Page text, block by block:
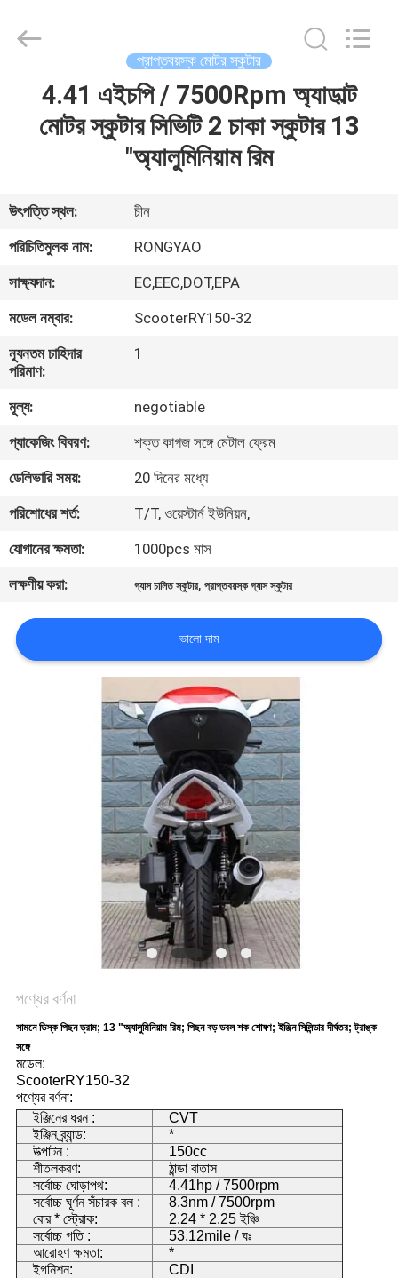
আমাদের
সম্পর্কে
কারখানা
ভ্রমণ
নিয়ন্ত্রণ
যোগাযোগ
করুন
উদ্ধৃতির
জন্য
আবেদন
Vehicle
Co.,Ltd.
প্রাপ্তবয়স্ক মোটর স্কুটার
4.41 এইচপি / 7500Rpm অ্যাডাল্ট
মোটর স্কুটার সিভিটি 2 চাকা স্কুটার 13
"অ্যালুমিনিয়াম রিম
উৎপত্তি স্থল:
চীন
পরিচিতিমুলক নাম:
RONGYAO
সাক্ষ্যদান:
EC,EEC,DOT,EPA
মডেল নম্বার:
ScooterRY150-32
ন্যূনতম চাহিদার
পরিমাণ:
1
মূল্য:
negotiable
প্যাকেজিং বিবরণ:
শক্ত কাগজ সঙ্গে মেটাল ফ্রেম
ডেলিভারি সময়:
20 দিনের মধ্যে
পরিশোধের শর্ত:
T/T, ওয়েস্টার্ন ইউনিয়ন,
যোগানের ক্ষমতা:
1000pcs মাস
লক্ষণীয় করা:
গ্যাস চালিত স্কুটার,প্রাপ্তবয়স্ক গ্যাস স্কুটার
ভালো দাম
পণ্যের বর্ণনা
সামনে ডিস্ক পিছন ড্রাম; 13 "অ্যালুমিনিয়াম রিম; পিছন বড় ডবল শক শোষণ; ইঞ্জিন সিলিন্ডার দীর্ঘতর; ট্রাঙ্ক
সঙ্গে
মডেল:
ScooterRY150-32
পণ্যের বর্ণনা:
ইঞ্জিনের ধরন :
CVT
ইঞ্জিন ব্র্যান্ড:
*
উত্পাটন :
150cc
শীতলকরণ:
ঠান্ডা বাতাস
সর্বোচ্চ ঘোড়াপথ:
4.41hp / 7500rpm
সর্বোচ্চ ঘূর্ণন সঁচারক বল :
8.3nm / 7500rpm
বোর * স্ট্রোক:
2.24 * 2.25 ইঞ্চি
সর্বোচ্চ গতি :
53.12mile / ঘঃ
আরোহণ ক্ষমতা:
*
ইগনিশন:
CDI